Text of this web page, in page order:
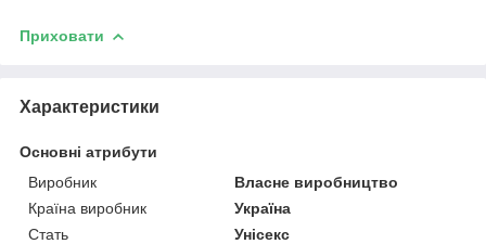
Приховати
Характеристики
Основні атрибути
Виробник
Власне виробництво
Країна виробник
Україна
Стать
Унісекс